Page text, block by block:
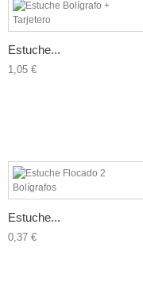
Estuche...
1,05 €
Estuche...
0,37 €